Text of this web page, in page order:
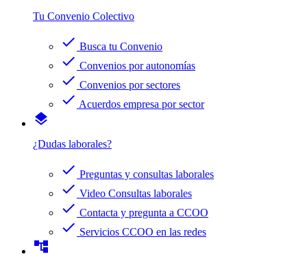
Tu Convenio Colectivo
check Busca tu Convenio
check Convenios por autonomías
check Convenios por sectores
check Acuerdos empresa por sector
layers
¿Dudas laborales?
check Preguntas y consultas laborales
check Video Consultas laborales
check Contacta y pregunta a CCOO
check Servicios CCOO en las redes
account_tree